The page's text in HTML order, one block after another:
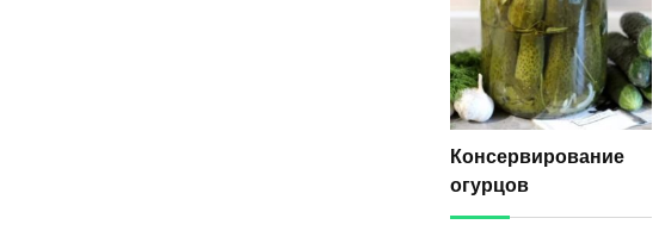
Консервирование
огурцов